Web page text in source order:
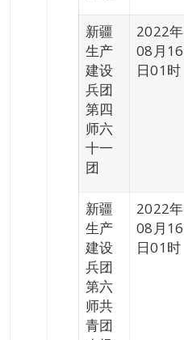
新疆
生产
建设
兵团
第四
师六
十一
团
2022年
08月16
日01时
新疆
生产
建设
兵团
第六
师共
青团
2022年
08月16
日01时